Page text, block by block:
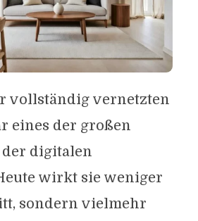
vollständig vernetzten
eines der großen
digitalen
wirkt sie weniger
sondern vielmehr